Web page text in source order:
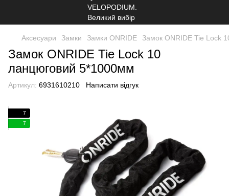
Аксесуари Замки Замки ONRIDE Замок ONRIDE Tie Lock
Замок ONRIDE Tie Lock 10
ланцюговий 5*1000мм
Артикул: 6931610210 Написати відгук
7
7